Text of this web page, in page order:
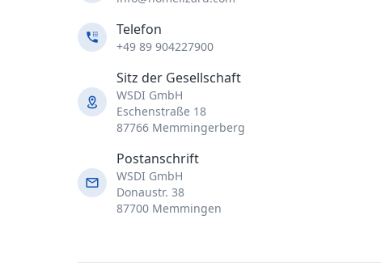
Telefon
+49 89 904227900
Sitz der Gesellschaft
WSDI GmbH
Eschenstraße 18
87766 Memmingerberg
Postanschrift
WSDI GmbH
Donaustr. 38
87700 Memmingen